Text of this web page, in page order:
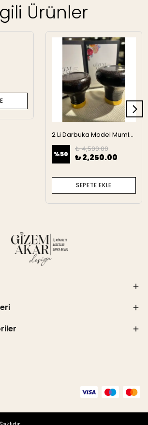
Ürünler
2 Li Darbuka Model Mumluk
%50
₺ 4,500.00
₺ 2,250.00
SEPETE EKLE